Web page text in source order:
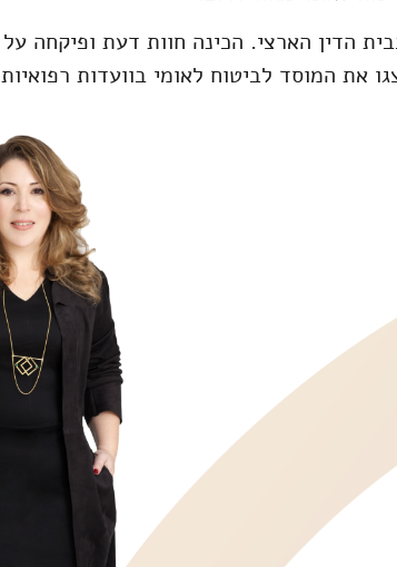
הדין הארצי. הכינה חוות דעת ופיקחה על
את המוסד לביטוח לאומי בוועדות רפואיות